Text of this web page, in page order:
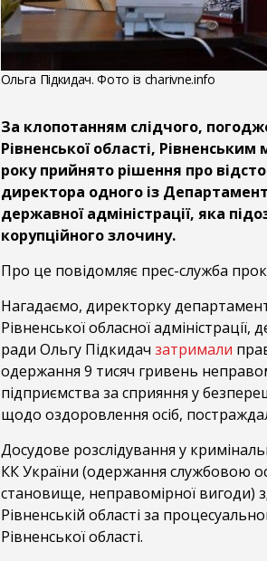
Ольга Підкидач. Фото із charivne.info
За клопотанням слідчого,
Рівненської області,
року прийнято рішення про
директора одного із
державної адміністрації, яка
корупційного злочину.
Про це повідомляє прес-служба
Нагадаємо, директорку
Рівненської обласної
ради Ольгу Підкидач затримали
одержання 9 тисяч гривень
підприємства за сприяння у
щодо оздоровлення осіб,
Досудове розслідування у
КК України (одержання службовою
становище, неправомірної вигоди)
Рівненській області за
Рівненської області.